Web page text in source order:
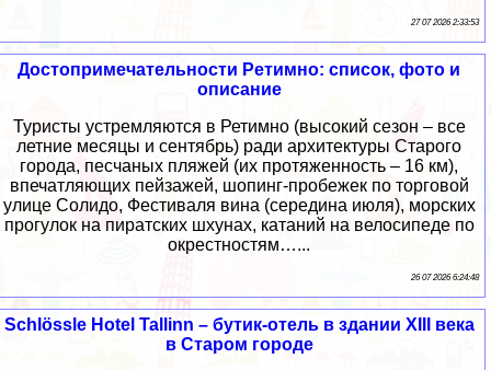
27 07 2026 2:33:53
Достопримечательности Ретимно: список, фото и
описание
Туристы устремляются в Ретимно (высокий сезон – все
летние месяцы и сентябрь) ради архитектуры Старого
города, песчаных пляжей (их протяженность – 16 км),
впечатляющих пейзажей, шопинг-пробежек по торговой
улице Солидо, Фестиваля вина (середина июля), морских
прогулок на пиратских шхунах, катаний на велосипеде по
окрестностям…...
26 07 2026 6:24:48
Schlössle Hotel Tallinn – бутик-отель в здании XIII века
в Старом городе